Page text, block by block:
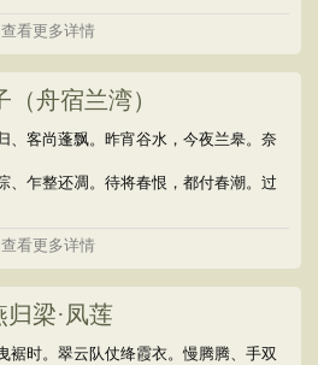
查看更多详情
（舟宿兰湾）
、客尚蓬飘。昨宵谷水，今夜兰皋。奈
、乍整还凋。待将春恨，都付春潮。过
查看更多详情
归梁·凤莲
裾时。翠云队仗绛霞衣。慢腾腾、手双